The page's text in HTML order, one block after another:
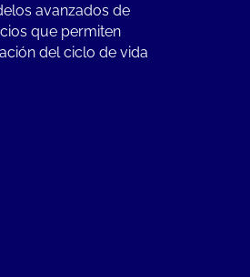
avanzados de
que permiten
del ciclo de vida